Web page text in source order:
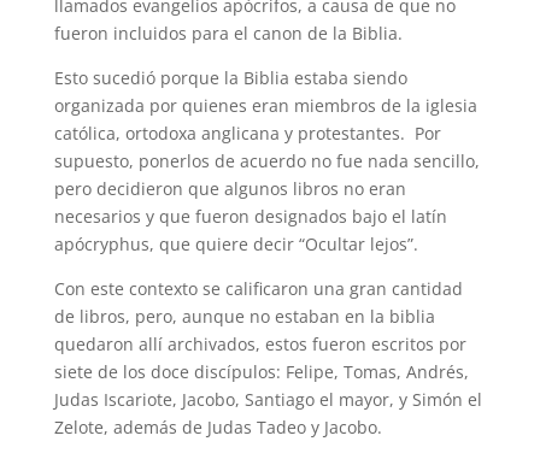
llamados evangelios apócrifos, a causa de que no
fueron incluidos para el canon de la Biblia.
Esto sucedió porque la Biblia estaba siendo
organizada por quienes eran miembros de la iglesia
católica, ortodoxa anglicana y protestantes. Por
supuesto, ponerlos de acuerdo no fue nada sencillo,
pero decidieron que algunos libros no eran
necesarios y que fueron designados bajo el latín
apócryphus, que quiere decir “Ocultar lejos”.
Con este contexto se calificaron una gran cantidad
de libros, pero, aunque no estaban en la biblia
quedaron allí archivados, estos fueron escritos por
siete de los doce discípulos: Felipe, Tomas, Andrés,
Judas Iscariote, Jacobo, Santiago el mayor, y Simón el
Zelote, además de Judas Tadeo y Jacobo.